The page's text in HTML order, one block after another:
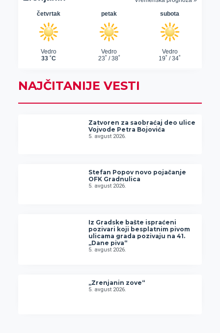
NAJČITANIJE VESTI
Zatvoren za saobraćaj deo ulice
Vojvode Petra Bojovića
5. avgust 2026.
Stefan Popov novo pojačanje
OFK Gradnulica
5. avgust 2026.
Iz Gradske bašte ispraćeni
pozivari koji besplatnim pivom
ulicama grada pozivaju na 41.
„Dane piva“
5. avgust 2026.
„Zrenjanin zove“
5. avgust 2026.